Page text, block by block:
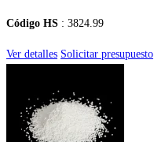
Código HS : 3824.99
Ver detalles Solicitar presupuesto